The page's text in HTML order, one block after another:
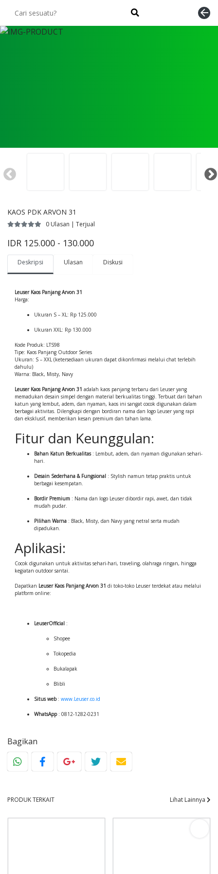
arrow_back
KAOS PDK ARVON 31
0 Ulasan | Terjual
IDR 125.000 - 130.000
Deskripsi Ulasan Diskusi
Leuser Kaos Panjang Arvon 31
Harga:
Ukuran S – XL: Rp 125.000
Ukuran XXL: Rp 130.000
Kode Produk: LTS98
Tipe: Kaos Panjang Outdoor Series
Ukuran: S – XXL (ketersediaan ukuran dapat dikonfirmasi melalui chat terlebih
dahulu)
Warna: Black, Misty, Navy
Leuser Kaos Panjang Arvon 31 adalah kaos panjang terbaru dari Leuser yang
memadukan desain simpel dengan material berkualitas tinggi. Terbuat dari bahan
katun yang lembut, adem, dan nyaman, kaos ini sangat cocok digunakan dalam
berbagai aktivitas. Dilengkapi dengan bordiran nama dan logo Leuser yang rapi
dan eksklusif, memberikan kesan premium dan tahan lama.
Fitur dan Keunggulan:
Bahan Katun Berkualitas: Lembut, adem, dan nyaman digunakan sehari-
hari.
Desain Sederhana & Fungsional : Stylish namun tetap praktis untuk
berbagai kesempatan.
Bordir Premium : Nama dan logo Leuser dibordir rapi, awet, dan tidak
mudah pudar.
Pilihan Warna : Black, Misty, dan Navy yang netral serta mudah
dipadukan.
Aplikasi:
Cocok digunakan untuk aktivitas sehari-hari, traveling, olahraga ringan, hingga
kegiatan outdoor santai.
Dapatkan Leuser Kaos Panjang Arvon 31 di toko-toko Leuser terdekat atau melalui
platform online:
LeuserOfficial :
Shopee
Tokopedia
Bukalapak
Blibli
Situs web: www.Leuser.co.id
WhatsApp: 0812-1282-0231
Bagikan
PRODUK TERKAIT Lihat Lainnya